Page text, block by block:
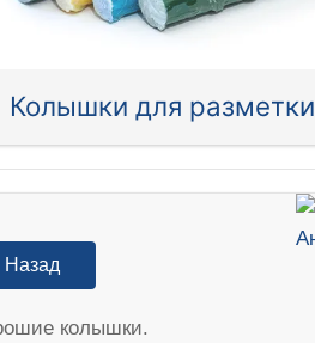
Колышки для разметки
Назад
колышки.